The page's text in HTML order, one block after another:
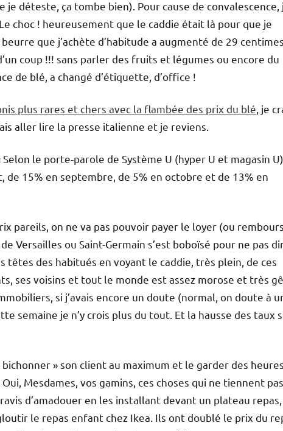
je déteste, ça tombe bien). Pour cause de convalescence,
choc ! heureusement que le caddie était là pour que je
que j’achète d’habitude a augmenté de 29 centimes,
coup !!! sans parler des fruits et légumes ou encore du
de blé, a changé d’étiquette, d’office !
plus rares et chers avec la flambée des prix du blé , je
aller lire la presse italienne et je reviens.
le porte-parole de Système U (hyper U et magasin
15% en septembre, de 5% en octobre et de 13% en
pareils, on ne va pas pouvoir payer le loyer (ou
Versailles ou Saint-Germain s’est boboïsé pour ne pas
têtes des habitués en voyant le caddie, très plein, de ces
ses voisins et tout le monde est assez morose et très
si j’avais encore un doute (normal, on doute à
semaine je n’y crois plus du tout. Et la hausse des taux
» son client au maximum et le garder des heures
Mesdames, vos gamins, ces choses qui ne tiennent
d’amadouer en les installant devant un plateau repas,
le repas enfant chez Ikea. Ils ont doublé le prix du